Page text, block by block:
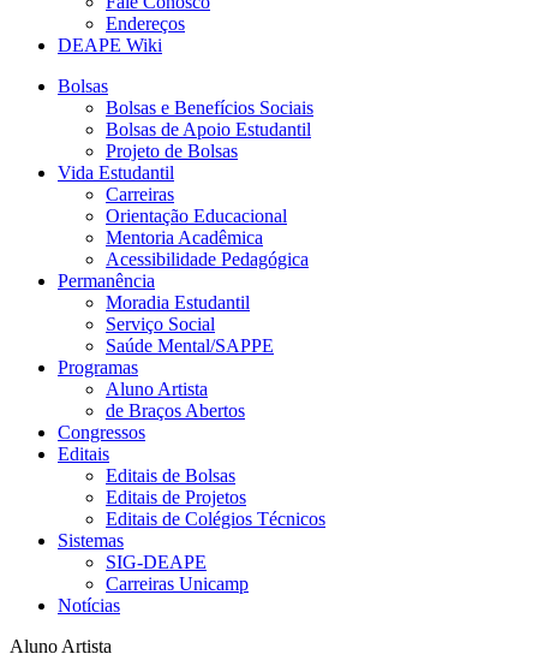
Endereços
DEAPE Wiki
Bolsas
Bolsas e Benefícios Sociais
Bolsas de Apoio Estudantil
Projeto de Bolsas
Vida Estudantil
Carreiras
Orientação Educacional
Mentoria Acadêmica
Acessibilidade Pedagógica
Permanência
Moradia Estudantil
Serviço Social
Saúde Mental/SAPPE
Programas
Aluno Artista
de Braços Abertos
Congressos
Editais
Editais de Bolsas
Editais de Projetos
Editais de Colégios Técnicos
Sistemas
SIG-DEAPE
Carreiras Unicamp
Notícias
Aluno Artista